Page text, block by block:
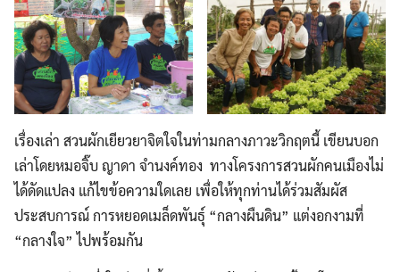
เรื่องเล่า สวนผักเยียวยาจิตใจในท่ามกลางภาวะวิกฤตนี้ เขียนบอก
เล่าโดยหมอจิ๊บ ญาดา จำนงค์ทอง ทางโครงการสวนผักคนเมืองไม่
ได้ดัดแปลง แก้ไขข้อความใดเลย เพื่อให้ทุกท่านได้ร่วมสัมผัส
ประสบการณ์ การหยอดเมล็ดพันธุ์ “กลางผืนดิน” แต่งอกงามที่
“กลางใจ” ไปพร้อมกัน